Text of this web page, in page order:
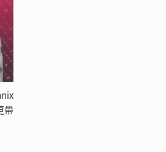
帶